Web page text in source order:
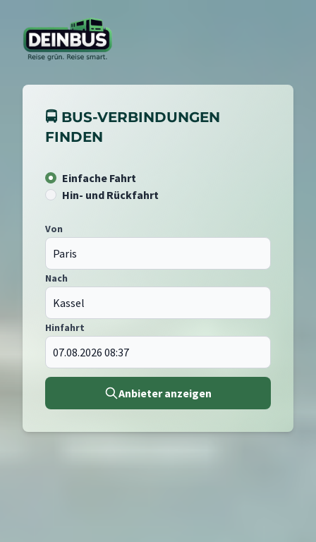
🚍 BUS-VERBINDUNGEN
FINDEN
Einfache Fahrt
Hin- und Rückfahrt
Von
Nach
Hinfahrt
Anbieter anzeigen